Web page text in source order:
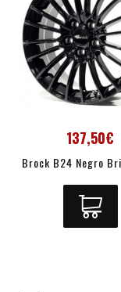
137,50€
Brock B24 Negro